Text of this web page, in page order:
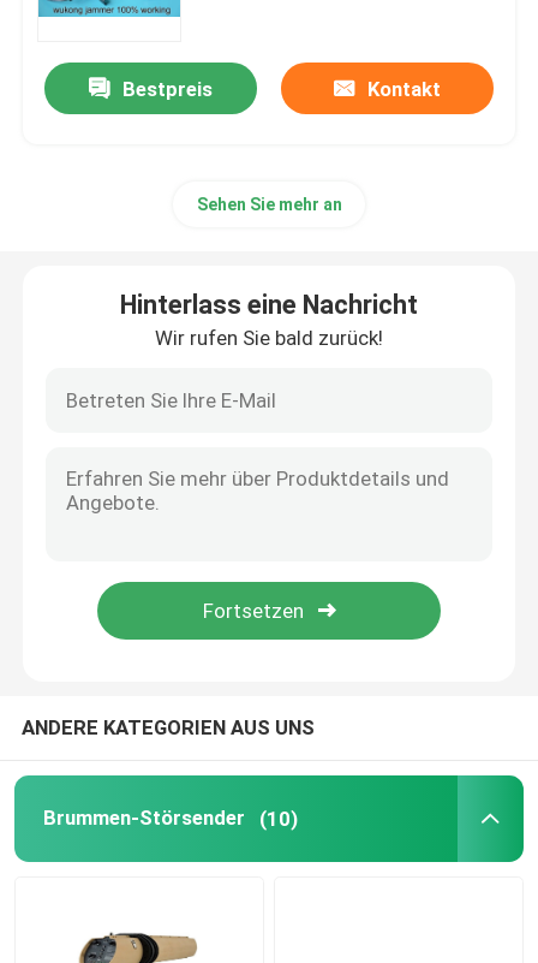
Brummen-Radiostörsender
Militärbrummen-Störsender
Konvoibombenstörsender
Gefängnishandystörsender
Satellitensignal-Störsender
Hochfrequenzstörsender
Bestpreis Kontakt
Sehen Sie mehr an
Hinterlass eine Nachricht
Wir rufen Sie bald zurück!
ANDERE KATEGORIEN AUS UNS
Brummen-Störsender (10)